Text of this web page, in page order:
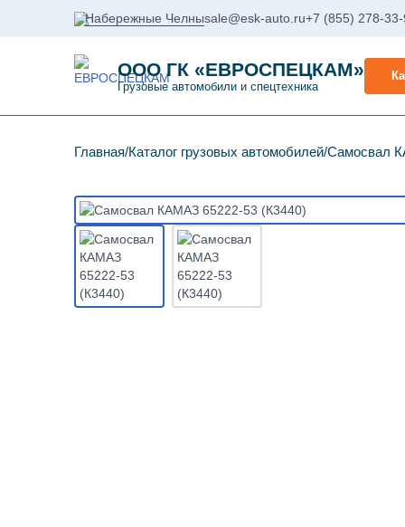
Набережные Челныsale@esk-auto.ru+7 (855) 278-33-
ООО ГК «ЕВРОСПЕЦКАМ»
Грузовые автомобили и спецтехника
Главная Каталог грузовых автомобилей Самосвал